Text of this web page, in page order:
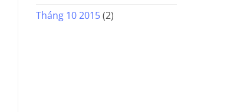
Tháng 10 2015(2)